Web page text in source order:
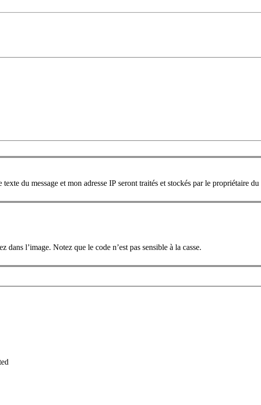
du message et mon adresse IP seront traités et stockés par le propriétaire
dans l’image. Notez que le code n’est pas sensible à la casse.